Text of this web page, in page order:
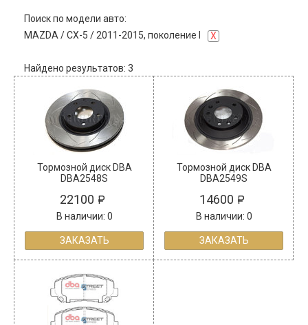
Поиск по модели авто:
MAZDA /CX-5 / 2011-2015, поколение I X
Найдено результатов: 3
Тормозной диск DBA
DBA2548S
22100
В наличии: 0
ЗАКАЗАТЬ
Тормозной диск DBA
DBA2549S
14600
В наличии: 0
ЗАКАЗАТЬ